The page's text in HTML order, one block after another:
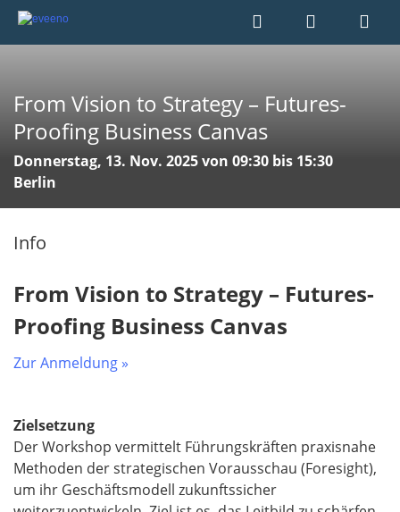
From Vision to Strategy – Futures-
Proofing Business Canvas
Donnerstag, 13. Nov. 2025 von 09:30 bis 15:30
Berlin
Info
From Vision to Strategy – Futures-
Proofing Business Canvas
Zur Anmeldung »
Zielsetzung
Der Workshop vermittelt Führungskräften praxisnahe
Methoden der strategischen Vorausschau (Foresight),
um ihr Geschäftsmodell zukunftssicher